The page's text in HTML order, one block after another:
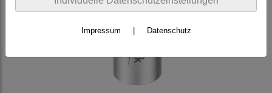
Impressum Datenschutz